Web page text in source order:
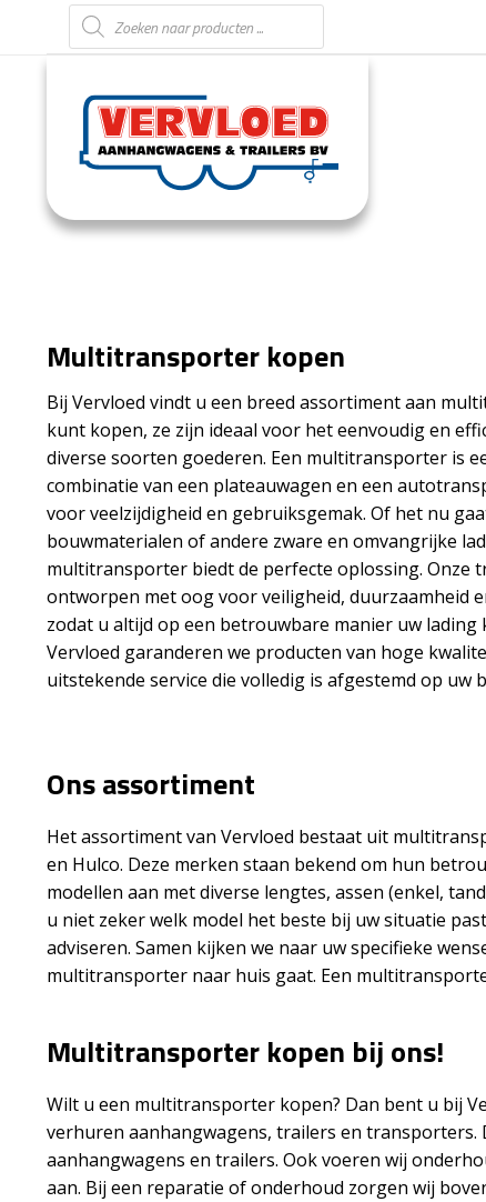
Producten zoeken
Multitransporter kopen
Bij Vervloed vindt u een breed assortiment aan
kunt kopen, ze zijn ideaal voor het eenvoudig en
diverse soorten goederen. Een multitransporter is
combinatie van een plateauwagen en een
voor veelzijdigheid en gebruiksgemak. Of het nu
bouwmaterialen of andere zware en omvangrijke
multitransporter biedt de perfecte oplossing. Onze
ontworpen met oog voor veiligheid, duurzaamheid
zodat u altijd op een betrouwbare manier uw lading
Vervloed garanderen we producten van hoge
uitstekende service die volledig is afgestemd op uw
Ons assortiment
Het assortiment van Vervloed bestaat uit
en Hulco. Deze merken staan bekend om hun
modellen aan met diverse lengtes, assen (enkel,
u niet zeker welk model het beste bij uw situatie
adviseren. Samen kijken we naar uw specifieke
multitransporter naar huis gaat. Een
Multitransporter kopen bij ons!
Wilt u een multitransporter kopen? Dan bent u bij
verhuren aanhangwagens, trailers en
aanhangwagens en trailers. Ook voeren wij
aan. Bij een reparatie of onderhoud zorgen wij